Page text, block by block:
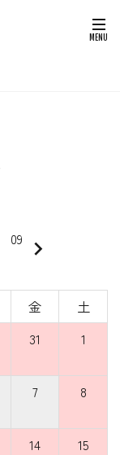
09 keyboard_arrow_right
金
土
31 1
7 8
14 15